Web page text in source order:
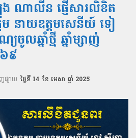
ណាលីន ផ្ញើសារលិខិត
ម នាយឧត្ដមសេនីយ៍ ទៀ
លឆ្នាំថ្មី ឆ្នាំម្សាញ់
៩
ផ្សាយ ថ្ងៃទី 14 ខែ មេសា ឆ្នាំ 2025